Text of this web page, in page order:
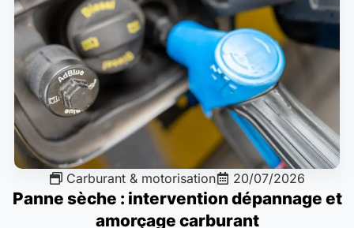
Carburant & motorisation 20/07/2026
Panne sèche : intervention dépannage et
amorçage carburant